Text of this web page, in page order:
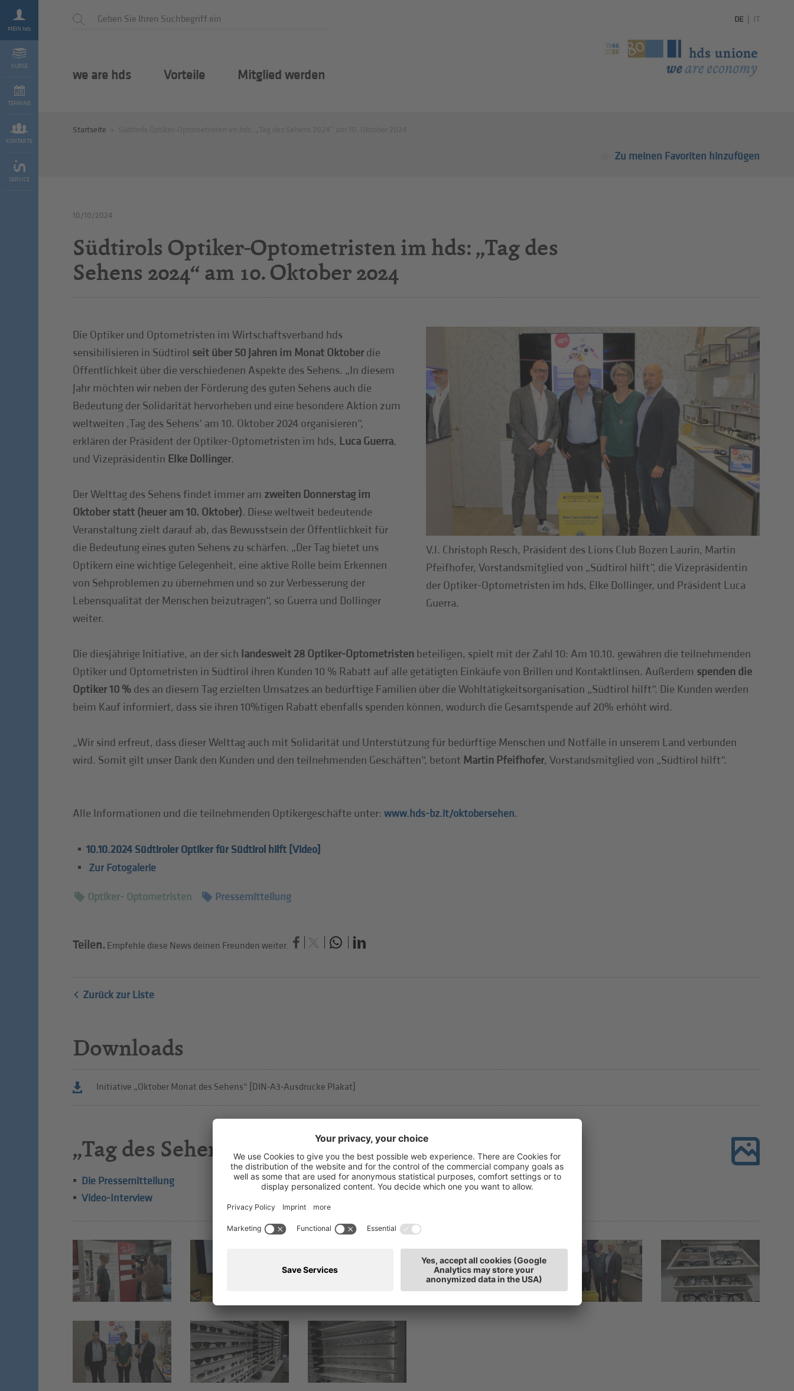
MEIN hds
KURSE
TERMINE
KONTAKTE
SERVICE
DE IT
we are hds Vorteile Mitglied werden
Startseite
Zu meinen Favoriten hinzufügen
10/10/2024
Südtirols Optiker-Optometristen im hds: „Tag des
Sehens 2024“ am 10. Oktober 2024
V.l. Christoph Resch, Präsident des Lions Club Bozen Laurin, Martin
Pfeifhofer, Vorstandsmitglied von „Südtirol hilft“, die Vizepräsidentin
der Optiker-Optometristen im hds, Elke Dollinger, und Präsident Luca
Guerra.
Die Optiker und Optometristen im Wirtschaftsverband hds
sensibilisieren in Südtirol seit über 50 Jahren im Monat Oktoberdie
Öffentlichkeit über die verschiedenen Aspekte des Sehens. „In diesem
Jahr möchten wir neben der Förderung des guten Sehens auch die
Bedeutung der Solidarität hervorheben und eine besondere Aktion zum
weltweiten ‚Tag des Sehens‘ am 10. Oktober 2024 organisieren“,
erklären der Präsident der Optiker-Optometristen im hds, Luca Guerra,
und Vizepräsidentin Elke Dollinger.
Der Welttag des Sehens findet immer am zweiten Donnerstag im
Oktober statt (heuer am 10. Oktober). Diese weltweit bedeutende
Veranstaltung zielt darauf ab, das Bewusstsein der Öffentlichkeit für
die Bedeutung eines guten Sehens zu schärfen. „Der Tag bietet uns
Optikern eine wichtige Gelegenheit, eine aktive Rolle beim Erkennen
von Sehproblemen zu übernehmen und so zur Verbesserung der
Lebensqualität der Menschen beizutragen“, so Guerra und Dollinger
weiter.
Die diesjährige Initiative, an der sich landesweit 28 Optiker-Optometristen beteiligen, spielt mit der Zahl 10: Am 10.10. gewähren die teilnehmenden
Optiker und Optometristen in Südtirol ihren Kunden 10 % Rabatt auf alle getätigten Einkäufe von Brillen und Kontaktlinsen. Außerdem spenden die
Optiker 10 %des an diesem Tag erzielten Umsatzes an bedürftige Familien über die Wohltätigkeitsorganisation „Südtirol hilft“. Die Kunden werden
beim Kauf informiert, dass sie ihren 10%tigen Rabatt ebenfalls spenden können, wodurch die Gesamtspende auf 20% erhöht wird.
„Wir sind erfreut, dass dieser Welttag auch mit Solidarität und Unterstützung für bedürftige Menschen und Notfälle in unserem Land verbunden
wird. Somit gilt unser Dank den Kunden und den teilnehmenden Geschäften“, betont Martin Pfeifhofer, Vorstandsmitglied von „Südtirol hilft“.
Alle Informationen und die teilnehmenden Optikergeschäfte unter: www.hds-bz.it/oktobersehen.
10.10.2024 Südtiroler Optiker für Südtirol hilft [Video]
Zur Fotogalerie
Optiker- Optometristen Pressemitteilung
Teilen. Empfehle diese News deinen Freunden weiter.
Zurück zur Liste
Downloads
Initiative „Oktober Monat des Sehens“ [DIN-A3-Ausdrucke Plakat]
„Tag des Sehens 2024“ [Fotos]
Die Pressemitteilung
Video-Interview